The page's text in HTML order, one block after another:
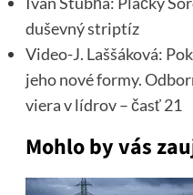
duševný striptíz
Video-J. Laššáková:
jeho nové formy.
viera v lídrov – časť 21
Mohlo by vás